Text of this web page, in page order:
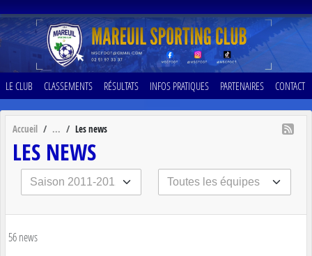
LE CLUB CLASSEMENTS RÉSULTATS INFOS PRATIQUES PARTENAIRES CONTACT
Accueil Les news
LES NEWS
56 news